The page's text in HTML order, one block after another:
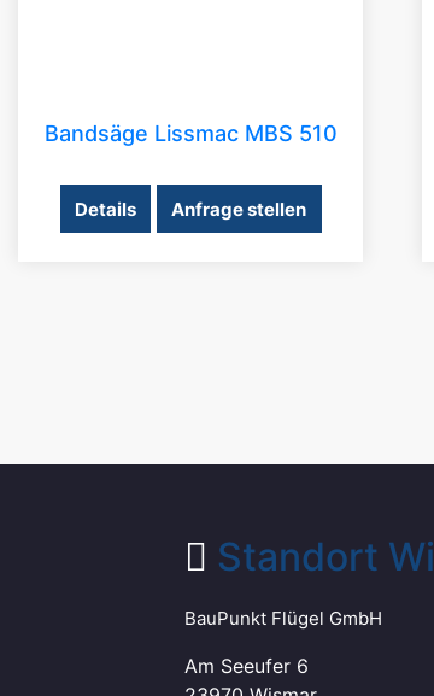
Bandsäge Lissmac MBS 510
Details Anfrage stellen
Standort
BauPunkt Flügel GmbH
Am Seeufer 6